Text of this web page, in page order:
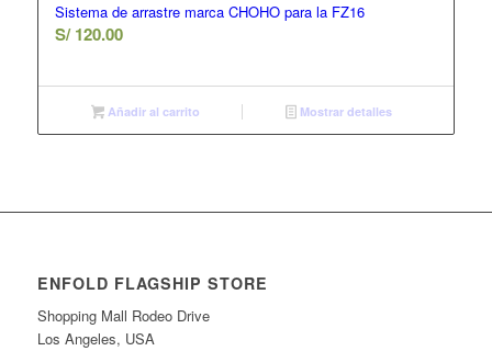
Sistema de arrastre marca CHOHO para la FZ16
S/120.00
Añadir al carrito Mostrar detalles
ENFOLD FLAGSHIP STORE
Shopping Mall Rodeo Drive
Los Angeles, USA